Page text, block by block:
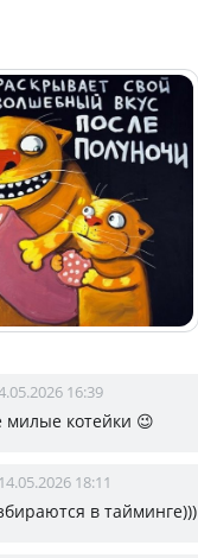
16:39
милые котейки 😉
14.05.2026 18:11
в тайминге)))